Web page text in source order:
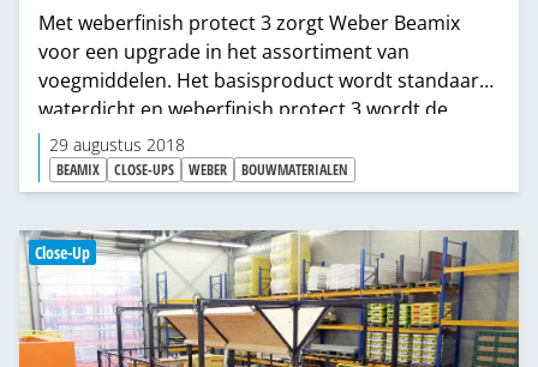
Met weberfinish protect 3 zorgt Weber Beamix
voor een upgrade in het assortiment van
voegmiddelen. Het basisproduct wordt standaard
waterdicht en weberfinish protect 3 wordt de
nieuwe topper met een unieke combinatie van
producteigenschappen. Een impuls voor
consumenten om bij de tegels meteen primer,
tegellijm en voegmiddel te kopen. En voor de
retailer een kans om de hele categorie te laten
groeien.
29 augustus 2018
BEAMIX CLOSE-UPS WEBER BOUWMATERIALEN
Close-Up